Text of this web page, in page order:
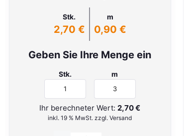
Stk.
2,70 €
m
0,90 €
Geben Sie Ihre Menge ein
Stk. m
Ihr berechneter Wert: 2,70 €
inkl. 19 % MwSt. zzgl. Versand